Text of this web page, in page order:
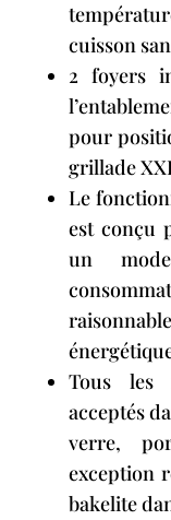
cuisson
2 foyers
pour
grillade
Le
est conçu
un
Tous les
acceptés
verre,
exception
bakelite